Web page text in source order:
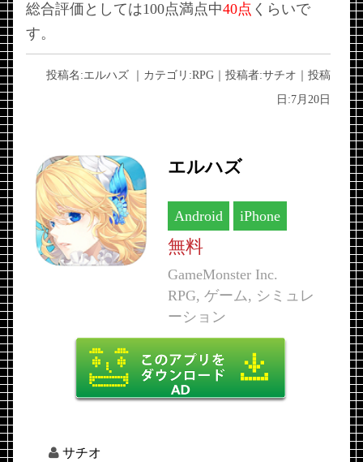
総合評価としては100点満点中40点 くらいで
す。
投稿名:エルハズ ｜カテゴリ:RPG｜投稿者:サチオ ｜投稿
日:7月20日
エルハズ
Android iPhone
無料
GameMonster Inc.
RPG, ゲーム, シミュレ
ーション
サチオ